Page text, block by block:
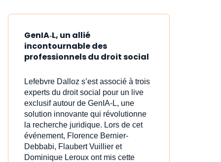
GenIA‑L, un allié
incontournable des
professionnels du droit social
Lefebvre Dalloz s’est associé à trois
experts du droit social pour un live
exclusif autour de GenIA‑L, une
solution innovante qui révolutionne
la recherche juridique. Lors de cet
événement, Florence Bernier-
Debbabi, Flaubert Vuillier et
Dominique Leroux ont mis cette